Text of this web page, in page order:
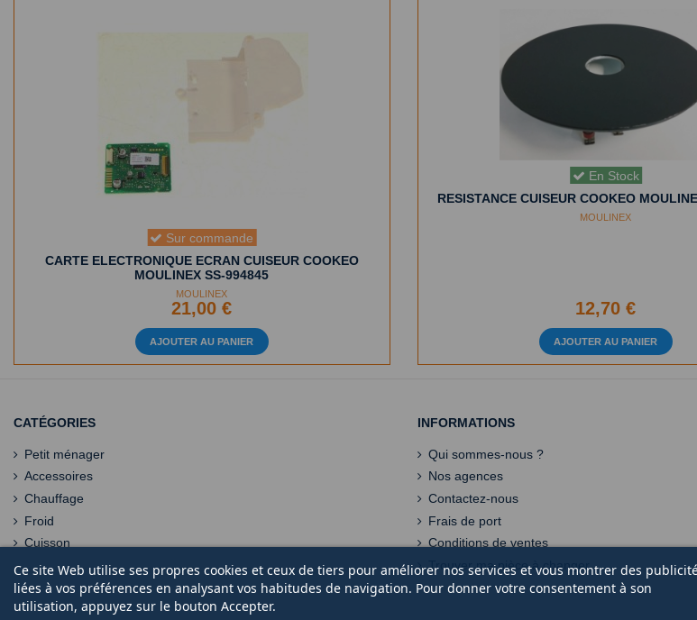
Sur commande
CARTE ELECTRONIQUE ECRAN CUISEUR COOKEO
MOULINEX SS-994845
MOULINEX
21,00 €
AJOUTER AU PANIER
En Stock
RESISTANCE CUISEUR COOKEO
MOULINEX
12,70 €
AJOUTER AU PANIER
CATÉGORIES
Petit ménager
Accessoires
Chauffage
Froid
Cuisson
INFORMATIONS
Qui sommes-nous ?
Nos agences
Contactez-nous
Frais de port
Conditions de ventes
Trouver ma pièce à changer
Ce site Web utilise ses propres cookies et ceux de tiers pour améliorer nos services et vous montrer des
liées à vos préférences en analysant vos habitudes de navigation. Pour donner votre consentement à son
utilisation, appuyez sur le bouton Accepter.